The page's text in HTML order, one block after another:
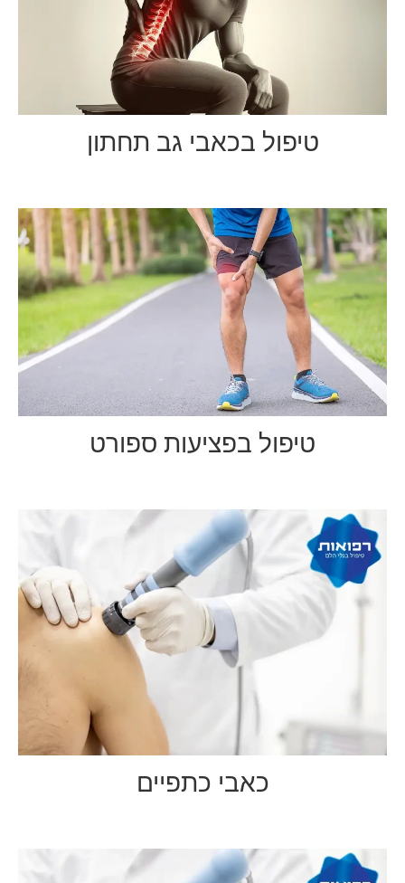
טיפול בכאבי גב תחתון
טיפול בפציעות ספורט
כאבי כתפיים